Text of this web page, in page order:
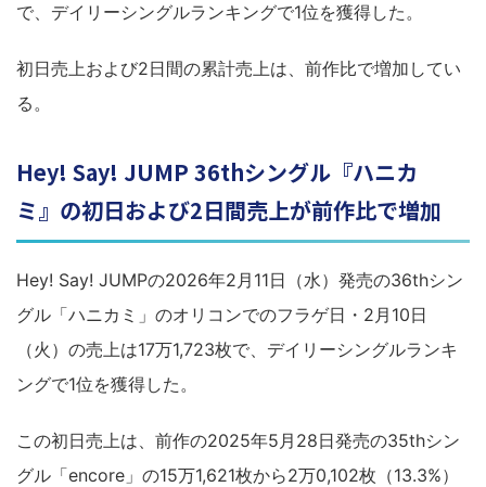
で、デイリーシングルランキングで1位を獲得した。
初日売上および2日間の累計売上は、前作比で増加してい
る。
Hey! Say! JUMP 36thシングル『ハニカ
ミ』の初日および2日間売上が前作比で増加
Hey! Say! JUMPの2026年2月11日（水）発売の36thシン
グル「ハニカミ」のオリコンでのフラゲ日・2月10日
（火）の売上は17万1,723枚で、デイリーシングルランキ
ングで1位を獲得した。
この初日売上は、前作の2025年5月28日発売の35thシン
グル「encore」の15万1,621枚から2万0,102枚（13.3%）